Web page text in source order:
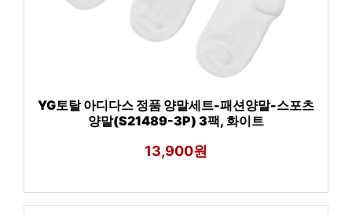
YG토탈 아디다스 정품 양말세트-패션양말-스포츠
양말(S21489-3P) 3팩, 화이트
13,900원